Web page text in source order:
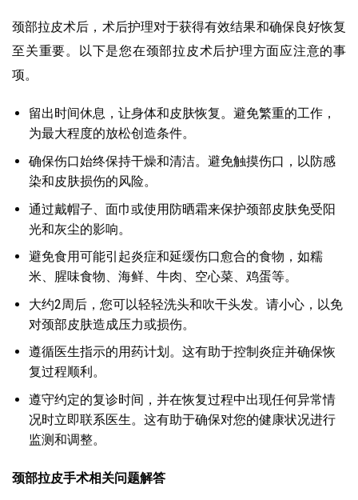
颈部拉皮术后，术后护理对于获得有效结果和确保良好恢复
至关重要。以下是您在颈部拉皮术后护理方面应注意的事
项。
留出时间休息，让身体和皮肤恢复。避免繁重的工作，
为最大程度的放松创造条件。
确保伤口始终保持干燥和清洁。避免触摸伤口，以防感
染和皮肤损伤的风险。
通过戴帽子、面巾或使用防晒霜来保护颈部皮肤免受阳
光和灰尘的影响。
避免食用可能引起炎症和延缓伤口愈合的食物，如糯
米、腥味食物、海鲜、牛肉、空心菜、鸡蛋等。
大约2周后，您可以轻轻洗头和吹干头发。请小心，以免
对颈部皮肤造成压力或损伤。
遵循医生指示的用药计划。这有助于控制炎症并确保恢
复过程顺利。
遵守约定的复诊时间，并在恢复过程中出现任何异常情
况时立即联系医生。这有助于确保对您的健康状况进行
监测和调整。
颈部拉皮手术相关问题解答